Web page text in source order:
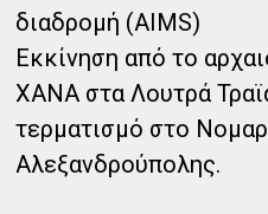
διαδρομή (AIMS)
Εκκίνηση από το
ΧΑΝΑ στα Λουτρά
τερματισμό στο
Αλεξανδρούπολης.